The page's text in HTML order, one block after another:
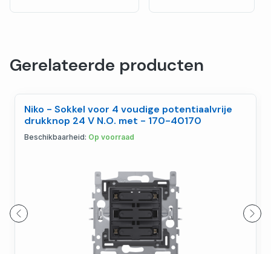
Gerelateerde producten
Niko - Sokkel voor 4 voudige potentiaalvrije
drukknop 24 V N.O. met - 170-40170
Beschikbaarheid: Op voorraad